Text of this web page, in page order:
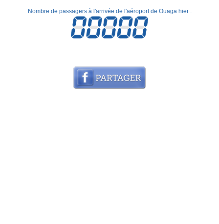
Nombre de passagers à l'arrivée de l'aéroport de Ouaga hier :